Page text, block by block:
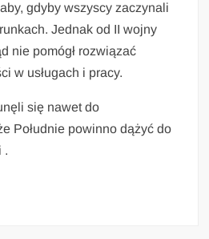
gdyby wszyscy zaczynali
Jednak od II wojny
nie pomógł rozwiązać
w usługach i pracy.
się nawet do
Południe powinno dążyć do
.